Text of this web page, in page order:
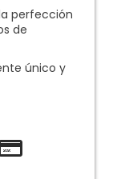
perfección
de
único y